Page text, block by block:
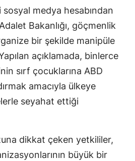
medya hesabından
Bakanlığı, göçmenlik
bir şekilde manipüle
açıklamada, binlerce
sırf çocuklarına ABD
amacıyla ülkeye
seyahat ettiği
dikkat çeken yetkililer,
büyük bir